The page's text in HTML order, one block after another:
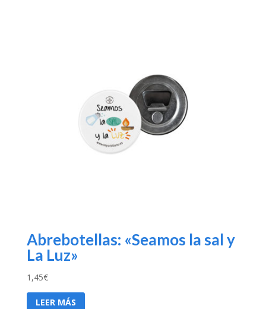
Abrebotellas: «Seamos la sal y
La Luz»
1,45€
LEER MÁS